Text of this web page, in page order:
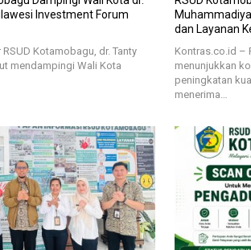
Investment Forum
Kotamobagu, dr. Tanty
mendampingi Wali Kota
dan Layanan
Kontras.co.id –
menunjukkan
peningkatan
menerima…